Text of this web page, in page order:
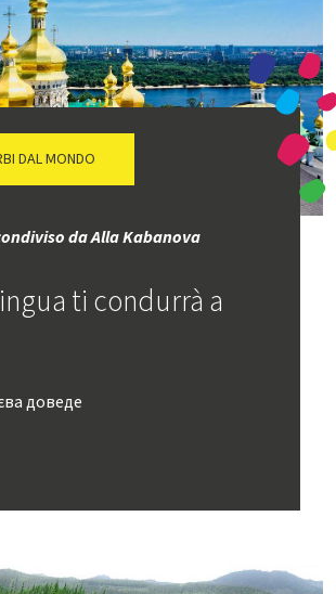
DAL MONDO
da Alla Kabanova
ti condurrà a
доведе